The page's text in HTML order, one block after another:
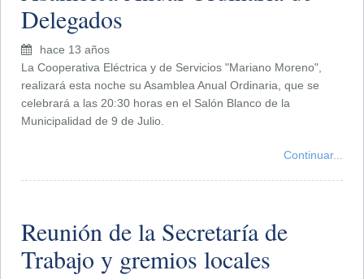
Delegados
hace 13 años
La Cooperativa Eléctrica y de Servicios "Mariano Moreno",
realizará esta noche su Asamblea Anual Ordinaria, que se
celebrará a las 20:30 horas en el Salón Blanco de la
Municipalidad de 9 de Julio.
Continuar...
Reunión de la Secretaría de
Trabajo y gremios locales